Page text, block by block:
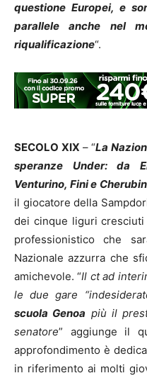
questione Europei, e
parallele anche nel
riqualificazione“.
SECOLO XIX – “La
speranze Under: da
Venturino, Fini e
il giocatore della
dei cinque liguri
professionistico che
Nazionale azzurra che
amichevole. “Il ct ad
le due gare
scuola Genoa più il
senatore” aggiunge il
approfondimento è
in riferimento ai molti